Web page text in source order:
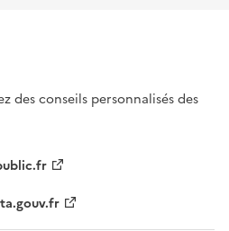
des conseils personnalisés des